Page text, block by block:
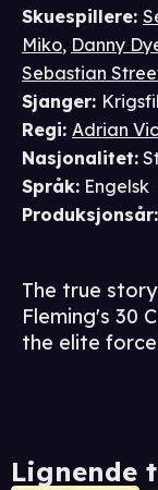
Skuespillere:
Miko, Danny
Sebastian
Sjanger:
Regi: Adrian
Nasjonalitet:
Språk: Engelsk
Produksjonsår:
The true
Fleming's 30
the elite
Lignende